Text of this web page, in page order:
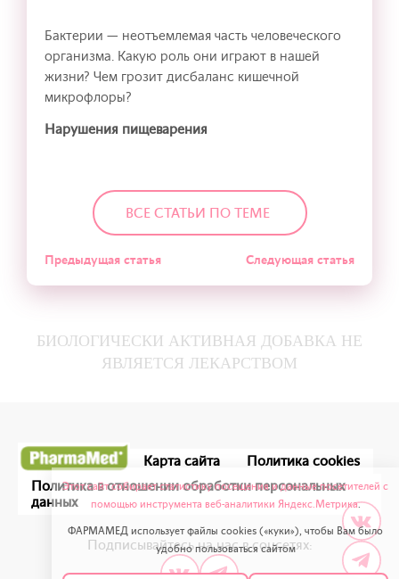
Бактерии — неотъемлемая часть человеческого
организма. Какую роль они играют в нашей
жизни? Чем грозит дисбаланс кишечной
микрофлоры?
Нарушения пищеварения
ВСЕ СТАТЬИ ПО ТЕМЕ
Предыдущая статья Следующая статья
БИОЛОГИЧЕСКИ АКТИВНАЯ ДОБАВКА НЕ
ЯВЛЯЕТСЯ ЛЕКАРСТВОМ
Карта сайта
Политика cookies
Политика в отношении обработки персональных
данных
Подписывайтесь на нас в соцсетях:
Этот сайт собирает статистику посещения и данные посетителей с
помощью инструмента веб-аналитики Яндекс.Метрика.
ФАРМАМЕД использует файлы cookies («куки»), чтобы Вам было
удобно пользоваться сайтом